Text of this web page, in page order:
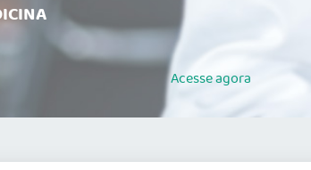
Acesseagora